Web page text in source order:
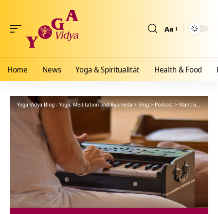
Aa
Home News Yoga & Spiritualität Health & Food
Yoga Vidya Blog - Yoga, Meditation und Ayurveda>Blog>Podcast>Mantra>